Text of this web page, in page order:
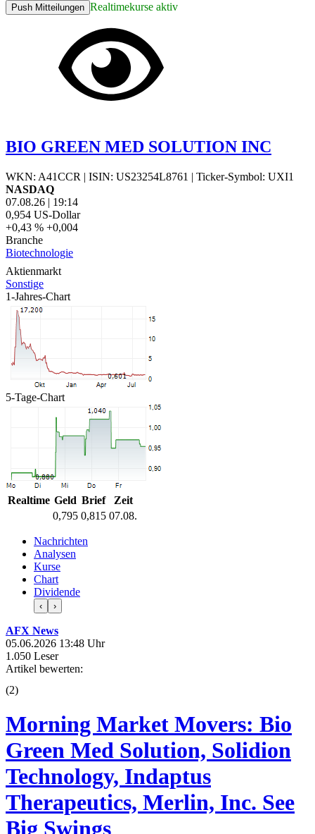
Push Mitteilungen Realtimekurse aktiv
BIO GREEN MED SOLUTION INC
WKN: A41CCR | ISIN: US23254L8761 | Ticker-Symbol: UXI1
NASDAQ
07.08.26 | 19:14
0,954 US-Dollar
+0,43 % +0,004
Branche
Biotechnologie
Aktienmarkt
Sonstige
1-Jahres-Chart
5-Tage-Chart
Realtime Geld Brief
Zeit
0,795 0,815 07.08.
Nachrichten
Analysen
Kurse
Chart
Dividende
‹ ›
AFX News
05.06.2026 13:48 Uhr
1.050 Leser
Artikel bewerten:
(2)
Morning Market Movers: Bio
Green Med Solution, Solidion
Technology, Indaptus
Therapeutics, Merlin, Inc. See
Big Swings